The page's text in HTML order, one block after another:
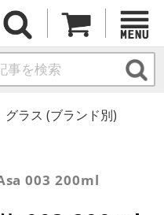
グラス (ブランド別)
003 200ml